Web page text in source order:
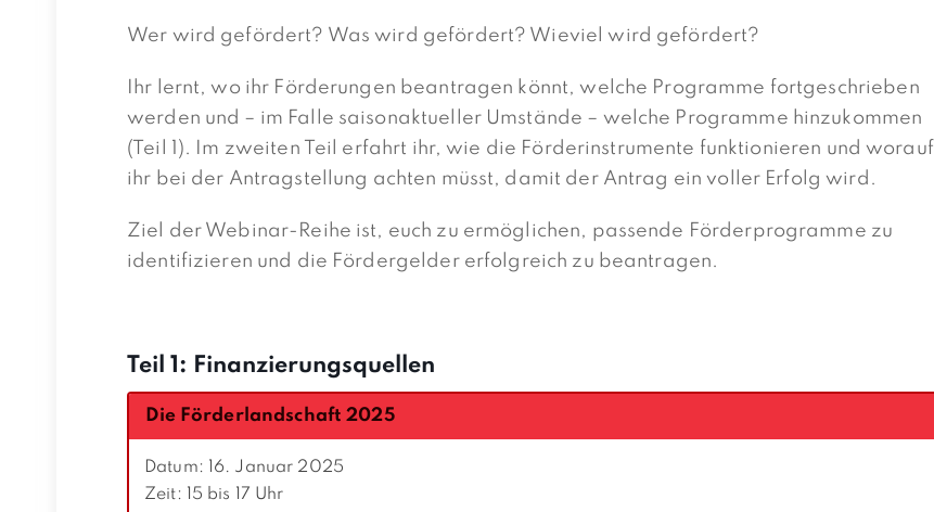
Wer wird gefördert? Was wird gefördert? Wieviel wird gefördert?
Ihr lernt, wo ihr Förderungen beantragen könnt, welche Programme fortgeschrieben
werden und – im Falle saisonaktueller Umstände – welche Programme hinzukommen
(Teil 1). Im zweiten Teil erfahrt ihr, wie die Förderinstrumente funktionieren und worauf
ihr bei der Antragstellung achten müsst, damit der Antrag ein voller Erfolg wird.
Ziel der Webinar-Reihe ist, euch zu ermöglichen, passende Förderprogramme zu
identifizieren und die Fördergelder erfolgreich zu beantragen.
Teil 1: Finanzierungsquellen
Die Förderlandschaft 2025
Datum: 16. Januar 2025
Zeit: 15 bis 17 Uhr